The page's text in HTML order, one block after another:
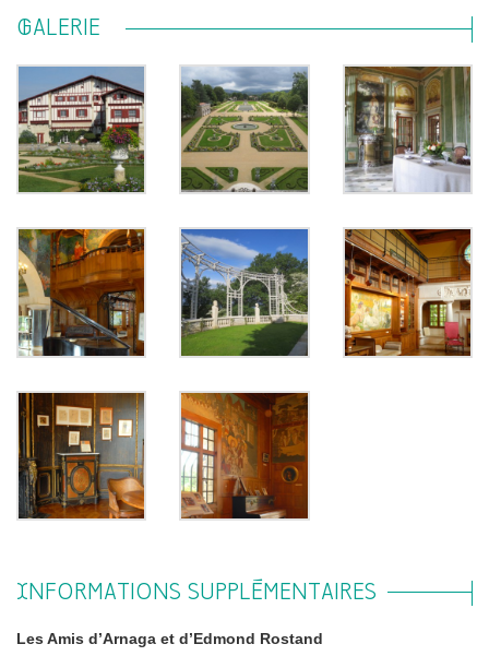
GALERIE
INFORMATIONS SUPPLÉMENTAIRES
Les Amis d’Arnaga et d’Edmond Rostand